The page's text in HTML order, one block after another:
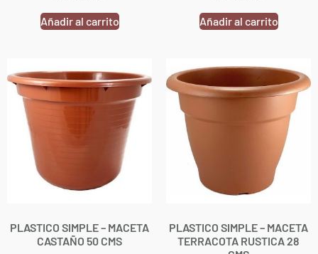
Añadir al carrito Añadir al carrito
PLASTICO SIMPLE – MACETA
CASTAÑO 50 CMS
PLASTICO SIMPLE – MACETA
TERRACOTA RUSTICA 28